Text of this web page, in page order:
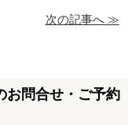
次の記事へ ≫
問合せ・ご予約